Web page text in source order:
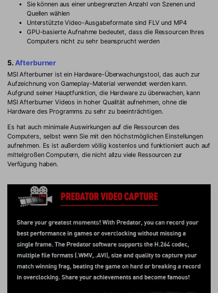
Sie können aus einer unbegrenzten Anzahl von Szenen und
Quellen wählen
Unterstützte Video-Ausgabeformate sind FLV und MP4
GPU-basierte Aufnahme bedeutet, dass die Ressourcen Ihres
Computers nicht zu sehr beansprucht werden
5. Afterburner
MSI Afterburner ist ein Hardware-Überwachungstool, das auch zur
Aufzeichnung von Gameplay-Material verwendet werden kann.
Aufgrund seiner Hauptfunktion, die Hardware zu überwachen, kann
MSI Afterburner Videos in hoher Qualität aufnehmen, ohne die
Hardware des Programms zu sehr zu beeinträchtigen.
Es hat auch minimale Auswirkungen auf die Ressourcen des
Computers, selbst wenn Sie mit den höchstmöglichen Einstellungen
aufnehmen. Es ist außerdem völlig kostenlos und funktioniert auch auf
mittelgroßen Computern, die nicht allzu viele Ressourcen zur
Verfügung haben.